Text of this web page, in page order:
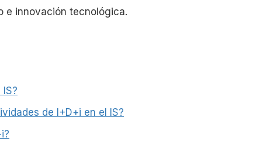
e innovación tecnológica.
de I+D+i en el IS?